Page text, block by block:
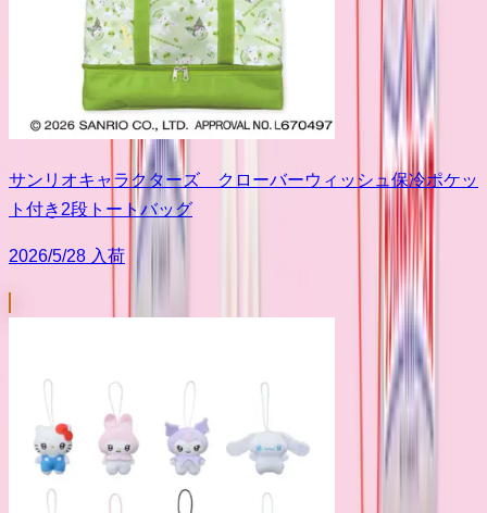
サンリオキャラクターズ クローバーウィッシュ保冷ポケッ
ト付き2段トートバッグ
2026/5/28 入荷